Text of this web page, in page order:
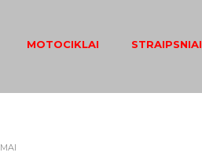
MOTOCIKLAI STRAIPSNIAI